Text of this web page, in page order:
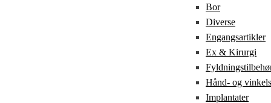
Bor
Diverse
Engangsartikler
Ex & Kirurgi
Hånd- og
Implantater